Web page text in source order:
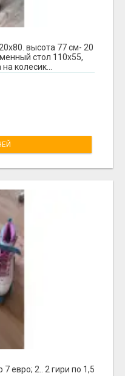
высота 77 см- 20
стол 110х55,
колесик...
евро; 2.. 2 гири по 1,5